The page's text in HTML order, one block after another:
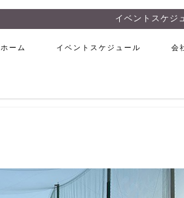
イベントスケジ
ホーム イベントスケジュール 会